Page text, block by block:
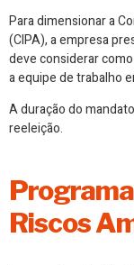
Para dimensionar a
(CIPA), a empresa
deve considerar
a equipe de trabalho
A duração do
reeleição.
Riscos